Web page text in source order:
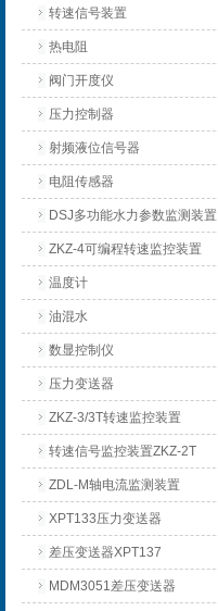
转速信号装置
热电阻
阀门开度仪
压力控制器
射频液位信号器
电阻传感器
DSJ多功能水力参数监测装置
ZKZ-4可编程转速监控装置
温度计
油混水
数显控制仪
压力变送器
ZKZ-3/3T转速监控装置
转速信号监控装置ZKZ-2T
ZDL-M轴电流监测装置
XPT133压力变送器
差压变送器XPT137
MDM3051差压变送器